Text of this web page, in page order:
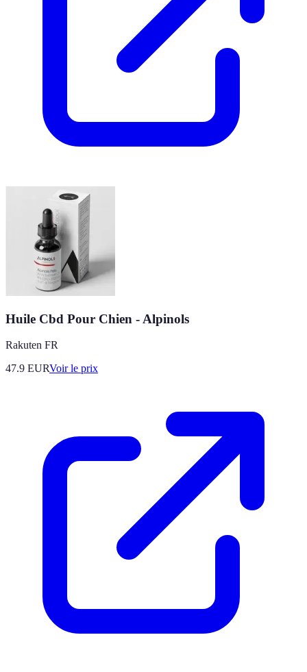
Huile Cbd Pour Chien - Alpinols
Rakuten FR
47.9 EURVoir le prix